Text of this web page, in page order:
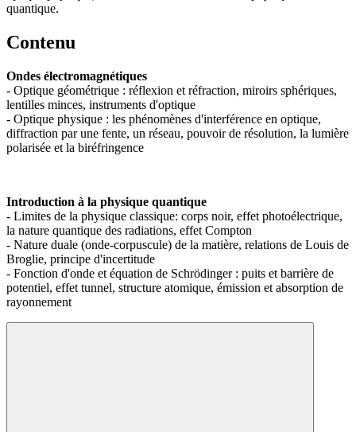
quantique.
Contenu
Ondes électromagnétiques
- Optique géométrique : réflexion et réfraction, miroirs sphériques,
lentilles minces, instruments d'optique
- Optique physique : les phénomènes d'interférence en optique,
diffraction par une fente, un réseau, pouvoir de résolution, la lumière
polarisée et la biréfringence
Introduction à la physique quantique
- Limites de la physique classique: corps noir, effet photoélectrique,
la nature quantique des radiations, effet Compton
- Nature duale (onde-corpuscule) de la matière, relations de Louis de
Broglie, principe d'incertitude
- Fonction d'onde et équation de Schrödinger : puits et barrière de
potentiel, effet tunnel, structure atomique, émission et absorption de
rayonnement